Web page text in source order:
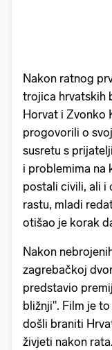
Nakon ratnog
trojica hrvatskih
Horvat i Zvonko
progovorili o
susretu s
i problemima na
postali civili, ali i
rastu, mladi
otišao je korak
Nakon
zagrebačkoj
predstavio
bližnji". Film je
došli braniti
živjeti nakon rata.